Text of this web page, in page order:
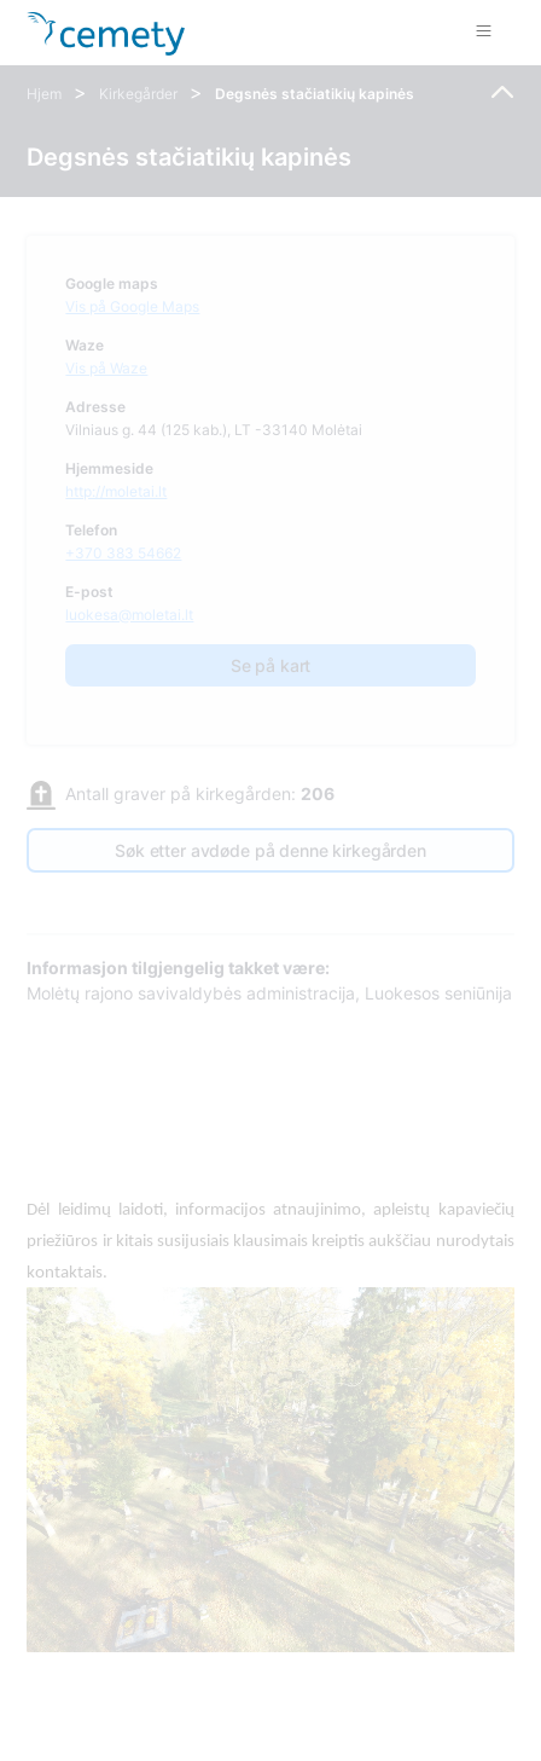
Hjem > Kirkegårder > Degsnės stačiatikių kapinės
Degsnės stačiatikių kapinės
Google maps
Vis på Google Maps
Waze
Vis på Waze
Adresse
Vilniaus g. 44 (125 kab.), LT -33140 Molėtai
Hjemmeside
http://moletai.lt
Telefon
+370 383 54662
E-post
luokesa@moletai.lt
Se på kart
Antall graver på kirkegården: 206
Søk etter avdøde på denne kirkegården
Informasjon tilgjengelig takket være:
Molėtų rajono savivaldybės administracija, Luokesos seniūnija
Dėl leidimų laidoti, ​informacijos atnaujinimo, apleistų kapaviečių
priežiūros ir kitais susijusiais klausimais kreiptis ​aukščiau nurodytais
kontaktais.